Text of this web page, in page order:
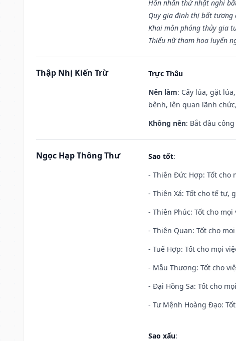
Hôn nhân thử nhật nghi
Quy gia định thị bất tương
Khai môn phóng thủy gia
Thiếu nữ tham hoa luyến
Thập Nhị Kiến Trừ
Trực Thâu
Nên làm: Cấy lúa, gặt
bệnh, lên quan lãnh
Không nên: Bắt đầu
Ngọc Hạp Thông Thư Sao tốt:
- Thiên Đức Hợp: Tốt cho
- Thiên Xá: Tốt cho tế tự,
- Thiên Phúc: Tốt cho mọi
- Thiên Quan: Tốt cho
- Tuế Hợp: Tốt cho mọi
- Mẫu Thương: Tốt cho
- Đại Hồng Sa: Tốt cho
- Tư Mệnh Hoàng Đạo:
Sao xấu: